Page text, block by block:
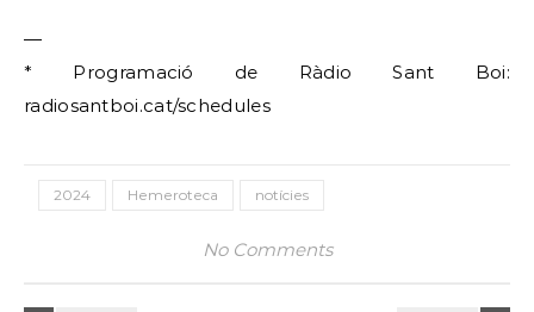
—
* Programació de Ràdio Sant Boi:
radiosantboi.cat/schedules
2024 Hemeroteca notícies
No Comments